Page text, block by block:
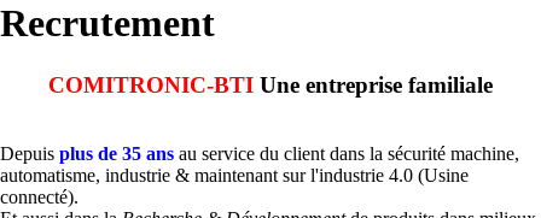
Recrutement
COMITRONIC-BTI Une entreprise familiale
Depuis plus de 35 ans au service du client dans la sécurité machine,
automatisme, industrie & maintenant sur l'industrie 4.0 (Usine
connecté).